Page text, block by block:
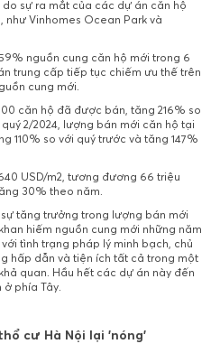
sự ra mắt của các dự án căn hộ
như Vinhomes Ocean Park và
nguồn cung căn hộ mới trong 6
trung cấp tiếp tục chiếm ưu thế trên
cung mới.
căn hộ đã được bán, tăng 216% so
2/2024, lượng bán mới căn hộ tại
110% so với quý trước và tăng 147%
USD/m2, tương đương 66 triệu
30% theo năm.
tăng trưởng trong lượng bán mới
hiếm nguồn cung mới những năm
tình trạng pháp lý minh bạch, chủ
hấp dẫn và tiện ích tất cả trong một
quan. Hầu hết các dự án này đến
phía Tây.
cư Hà Nội lại 'nóng'